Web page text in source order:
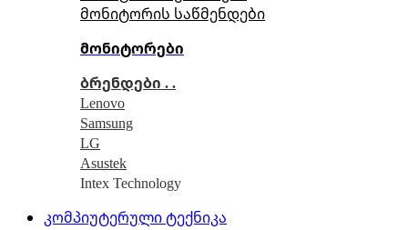
მონიტორის საწმენდები
მონიტორები
ბრენდები . .
Lenovo
Samsung
LG
Asustek
Intex Technology
კომპიუტერული ტექნიკა